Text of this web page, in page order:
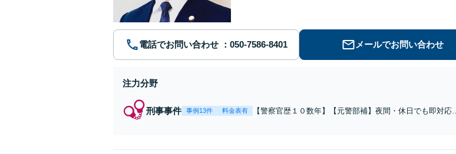
電話でお問い合わせ メールでお問い合わせ
注力分野
刑事事件 事例13件 料金表有
【警察官歴１０数年】【元警部補】夜間・休日でも即対応！